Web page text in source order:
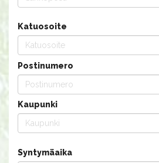
Katuosoite
Postinumero
Kaupunki
Syntymäaika